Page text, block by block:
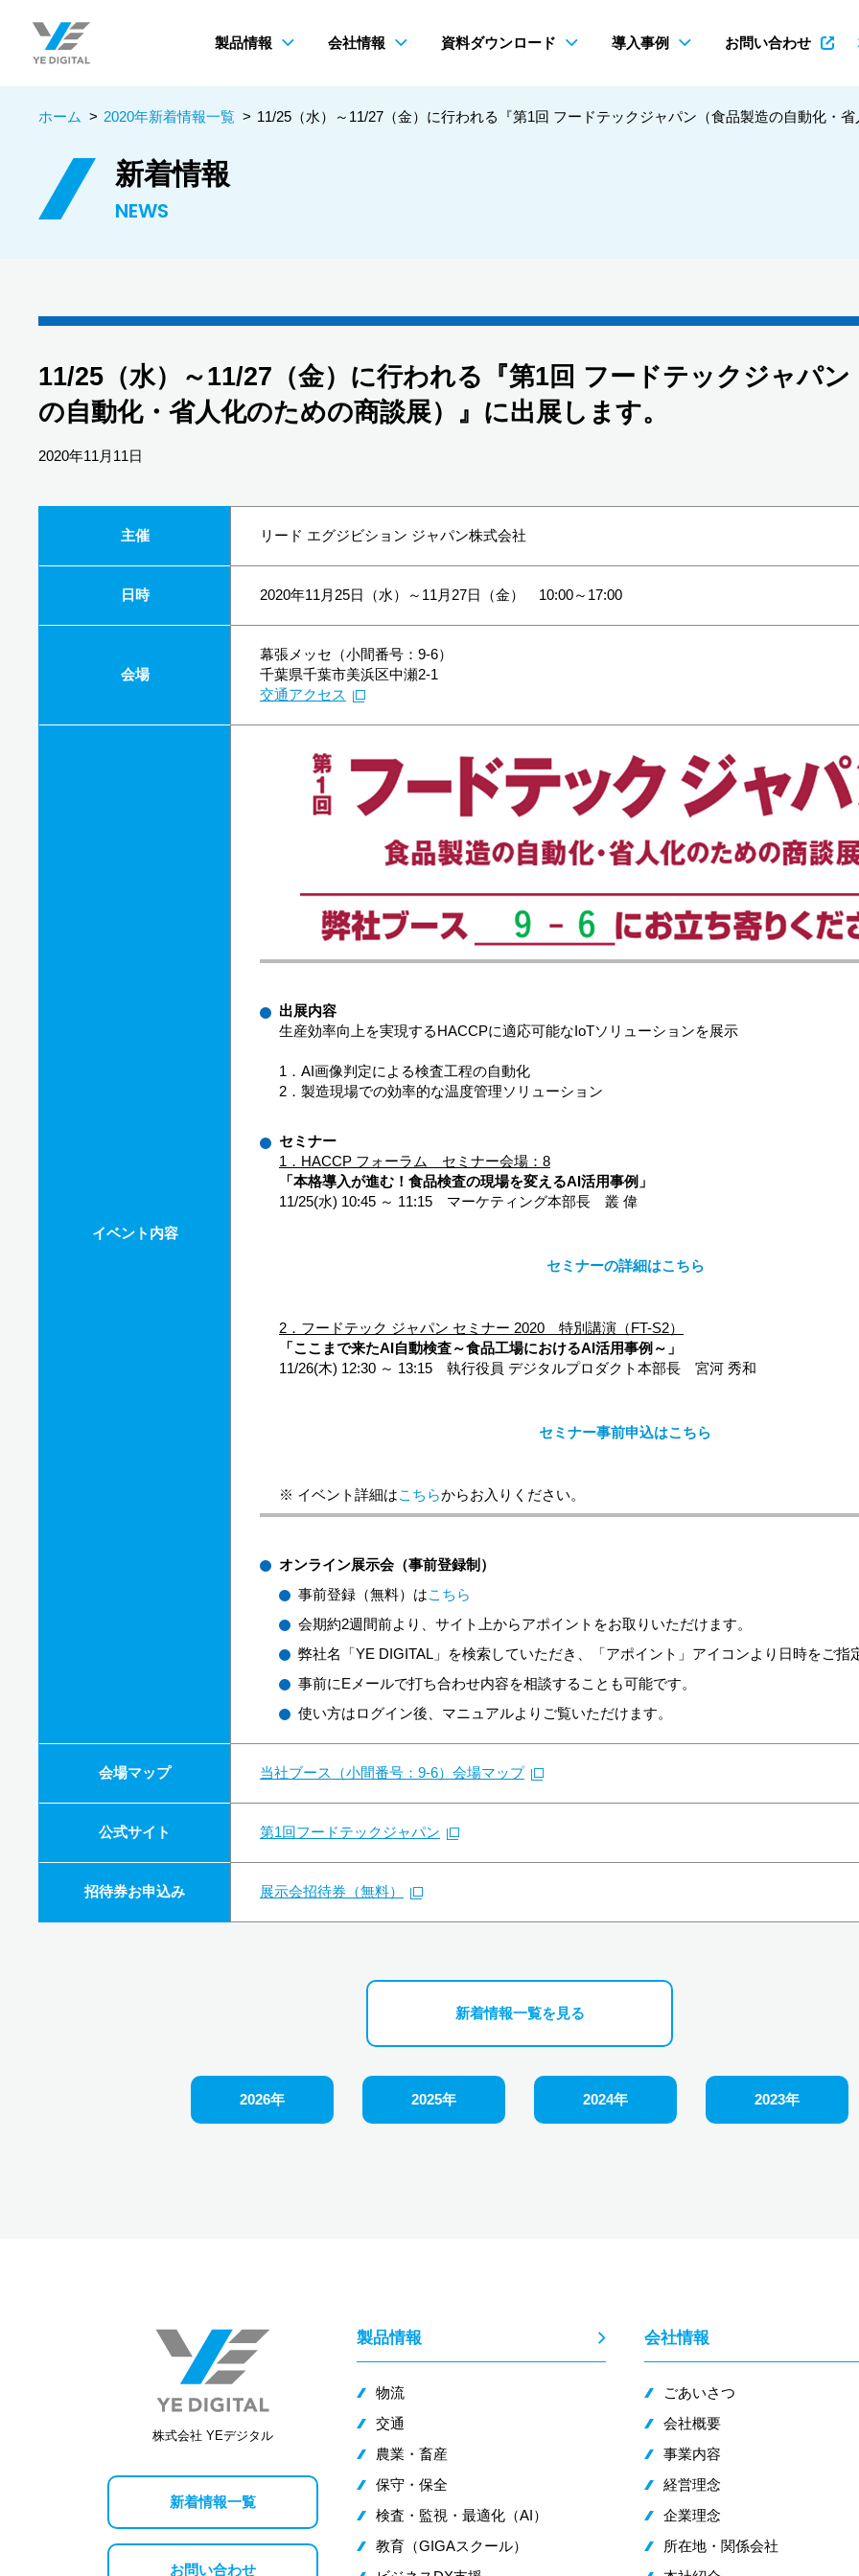
製品情報 会社情報 資料ダウンロード 導入事例 お問い合わせ
ホーム > 2020年新着情報一覧 > 11/25（水）～11/27（金）に行われる『第1回 フードテックジャパン（食品製造の自動化・
新着情報
NEWS
11/25（水）～11/27（金）に行われる『第1回 フードテックジャパン
の自動化・省人化のための商談展）』に出展します。
2020年11月11日
主催 リード エグジビション ジャパン株式会社
日時 2020年11月25日（水）～11月27日（金） 10:00～17:00
会場
幕張メッセ（小間番号：9-6）
千葉県千葉市美浜区中瀬2-1
交通アクセス
イベント内容
出展内容
生産効率向上を実現するHACCPに適応可能なIoTソリューションを展示
1．AI画像判定による検査工程の自動化
2．製造現場での効率的な温度管理ソリューション
セミナー
1．HACCP フォーラム セミナー会場：8
「本格導入が進む！食品検査の現場を変えるAI活用事例」
11/25(水) 10:45 ～ 11:15 マーケティング本部長 叢 偉
セミナーの詳細はこちら
2．フードテック ジャパン セミナー 2020 特別講演（FT-S2）
「ここまで来たAI自動検査～食品工場におけるAI活用事例～」
11/26(木) 12:30 ～ 13:15 執行役員 デジタルプロダクト本部長 宮河 秀和
セミナー事前申込はこちら
※ イベント詳細はこちらからお入りください。
オンライン展示会（事前登録制）
事前登録（無料）はこちら
会期約2週間前より、サイト上からアポイントをお取りいただけます。
弊社名「YE DIGITAL」を検索していただき、「アポイント」アイコンより日時をご指
事前にEメールで打ち合わせ内容を相談することも可能です。
使い方はログイン後、マニュアルよりご覧いただけます。
会場マップ 当社ブース（小間番号：9-6）会場マップ
公式サイト 第1回フードテックジャパン
招待券お申込み 展示会招待券（無料）
新着情報一覧を見る
2026年 2025年 2024年 2023年
株式会社 YEデジタル
新着情報一覧
お問い合わせ
製品情報
物流
交通
農業・畜産
保守・保全
検査・監視・最適化（AI）
教育（GIGAスクール）
会社情報
ごあいさつ
会社概要
事業内容
経営理念
企業理念
所在地・関係会社